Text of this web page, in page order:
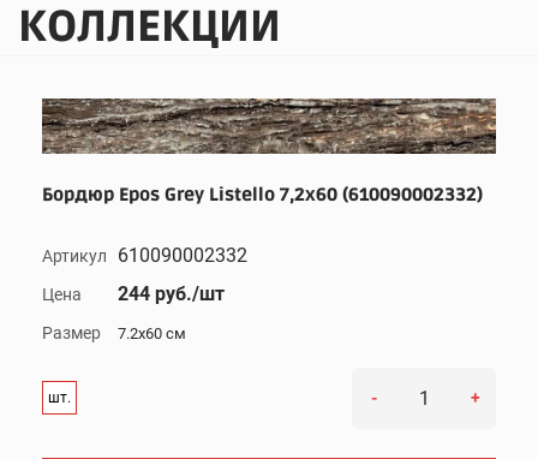
КОЛЛЕКЦИИ
Бордюр Epos Grey Listello 7,2x60 (610090002332)
Артикул 610090002332
Цена 244 руб./шт
Размер 7.2x60 см
шт. - +